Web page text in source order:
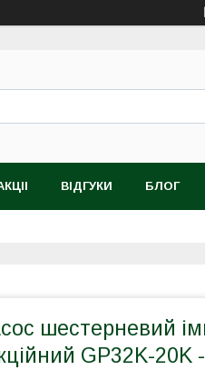
ВІДГУКИ БЛОГ
шестерневий
GP32K-20K